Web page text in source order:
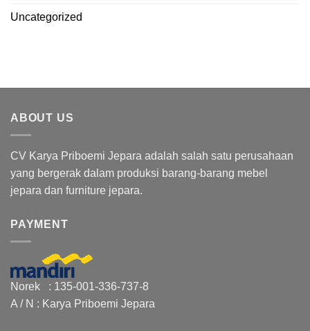
Uncategorized
ABOUT US
CV Karya Priboemi Jepara adalah salah satu perusahaan
yang bergerak dalam produksi barang-barang mebel
jepara dan furniture jepara.
PAYMENT
Norek : 135-001-336-737-8
A / N : Karya Priboemi Jepara